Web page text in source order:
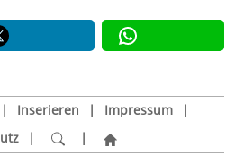
| Inserieren | Impressum
|
| |